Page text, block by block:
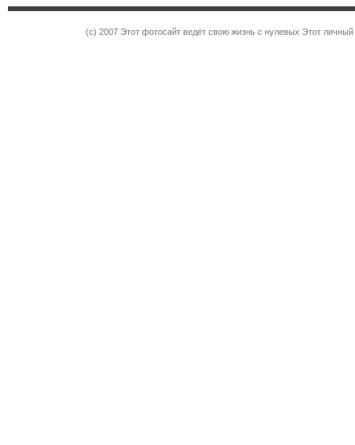
(c) 2007 Этот фотосайт ведёт свою жизнь с нулевых Этот